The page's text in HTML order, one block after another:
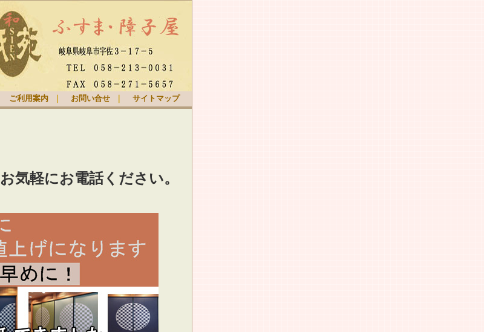
ご利用案内 お問い合せ サイトマップ
お気軽にお電話ください。